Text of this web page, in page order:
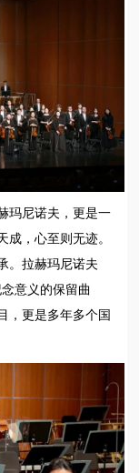
玛尼诺夫，更是一
，心至则无迹。
。拉赫玛尼诺夫
意义的保留曲
，更是多年多个国